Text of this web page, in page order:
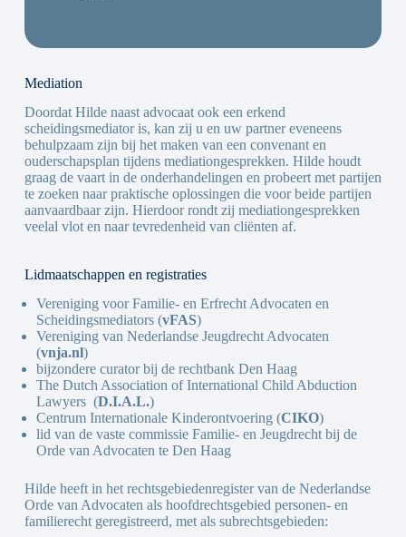
Mediation
Doordat Hilde naast advocaat ook een erkend
scheidingsmediator is, kan zij u en uw partner eveneens
behulpzaam zijn bij het maken van een convenant en
ouderschapsplan tijdens mediationgesprekken. Hilde houdt
graag de vaart in de onderhandelingen en probeert met partijen
te zoeken naar praktische oplossingen die voor beide partijen
aanvaardbaar zijn. Hierdoor rondt zij mediationgesprekken
veelal vlot en naar tevredenheid van cliënten af.
Lidmaatschappen en registraties
Vereniging voor Familie- en Erfrecht Advocaten en
Scheidingsmediators (vFAS)
Vereniging van Nederlandse Jeugdrecht Advocaten
(vnja.nl)
bijzondere curator bij de rechtbank Den Haag
The Dutch Association of International Child Abduction
Lawyers (D.I.A.L.)
Centrum Internationale Kinderontvoering (CIKO)
lid van de vaste commissie Familie- en Jeugdrecht bij de
Orde van Advocaten te Den Haag
Hilde heeft in het rechtsgebiedenregister van de Nederlandse
Orde van Advocaten als hoofdrechtsgebied personen- en
familierecht geregistreerd, met als subrechtsgebieden: